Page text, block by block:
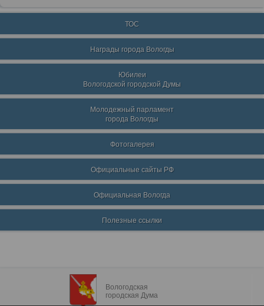
ТОС
Награды города Вологды
Юбилеи
Вологодской городской Думы
Молодежный парламент
города Вологды
Фотогалерея
Официальные сайты РФ
Официальная Вологда
Полезные ссылки
Вологодская
городская Дума